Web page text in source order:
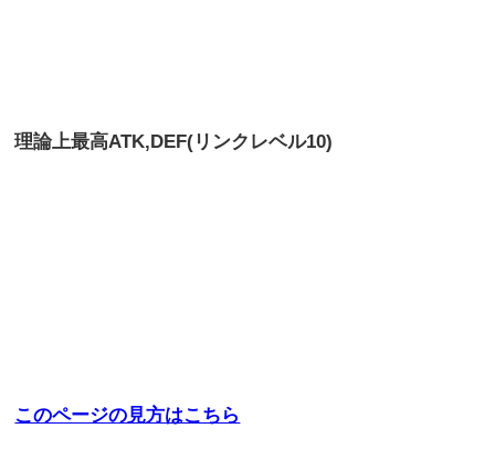
理論上最高ATK,DEF(リンクレベル10)
このページの見方はこちら